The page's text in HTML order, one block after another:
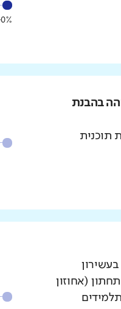
0%-25%
בהבנת
תוכנית
התחתון (אחוזון